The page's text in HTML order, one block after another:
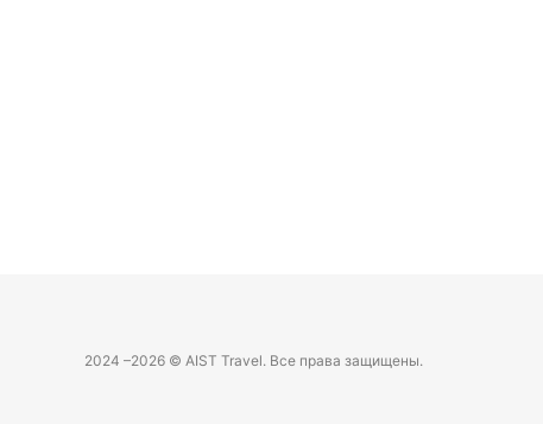
2024 –2026 © AIST Travel. Все права защищены.